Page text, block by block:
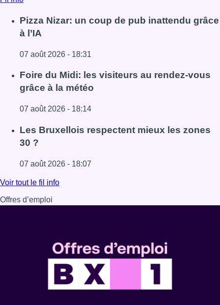
Pizza Nizar: un coup de pub inattendu grâce
à l’IA
07 août 2026 - 18:31
Lire l'article Pizza Nizar: un coup de pub inattendu grâce
Foire du Midi: les visiteurs au rendez-vous
grâce à la météo
07 août 2026 - 18:14
Lire l'article Foire du Midi: les visiteurs au rendez-vous
Les Bruxellois respectent mieux les zones
30 ?
07 août 2026 - 18:07
Lire l'article Les Bruxellois respectent mieux les zones 30
Voir tout le fil info
Offres d’emploi